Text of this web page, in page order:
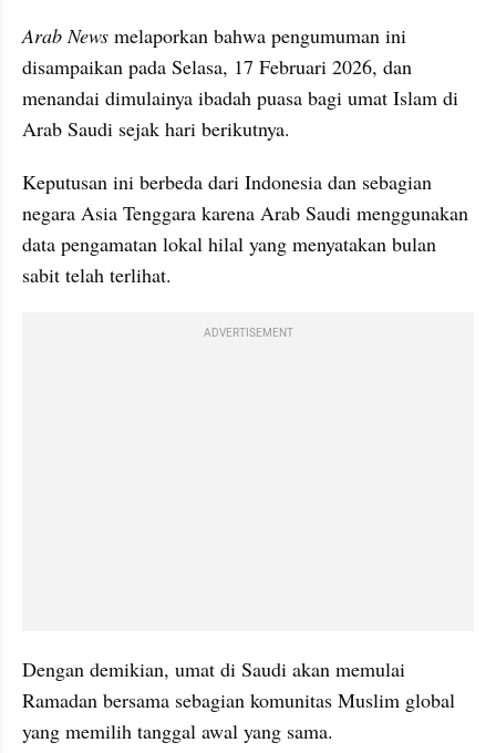
Arab News melaporkan bahwa pengumuman ini
disampaikan pada Selasa, 17 Februari 2026, dan
menandai dimulainya ibadah puasa bagi umat Islam di
Arab Saudi sejak hari berikutnya.
Keputusan ini berbeda dari Indonesia dan sebagian
negara Asia Tenggara karena Arab Saudi menggunakan
data pengamatan lokal hilal yang menyatakan bulan
sabit telah terlihat.
ADVERTISEMENT
Dengan demikian, umat di Saudi akan memulai
Ramadan bersama sebagian komunitas Muslim global
yang memilih tanggal awal yang sama.